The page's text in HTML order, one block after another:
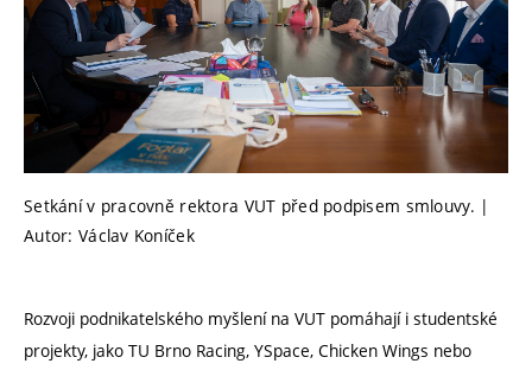
Setkání v pracovně rektora VUT před podpisem smlouvy. |
Autor: Václav Koníček
Rozvoji podnikatelského myšlení na VUT pomáhají i studentské
projekty, jako TU Brno Racing, YSpace, Chicken Wings nebo